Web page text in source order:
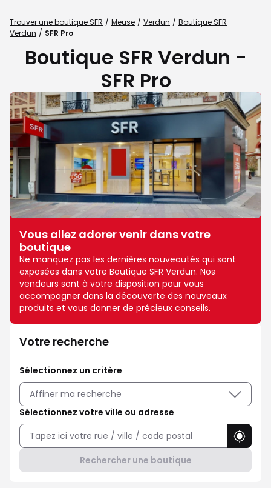
Trouver une boutique SFR Meuse Verdun
Boutique SFR
Verdun
SFR Pro
Boutique SFR Verdun -
SFR Pro
Vous allez adorer venir dans votre
boutique
Ne manquez pas les dernières nouveautés qui sont
exposées dans votre Boutique SFR Verdun. Nos
vendeurs sont à votre disposition pour vous
accompagner dans la découverte des nouveaux
produits et vous donner de précieux conseils.
Votre recherche
Sélectionnez un critère
Affiner ma recherche
Sélectionnez votre ville ou adresse
Rechercher une boutique